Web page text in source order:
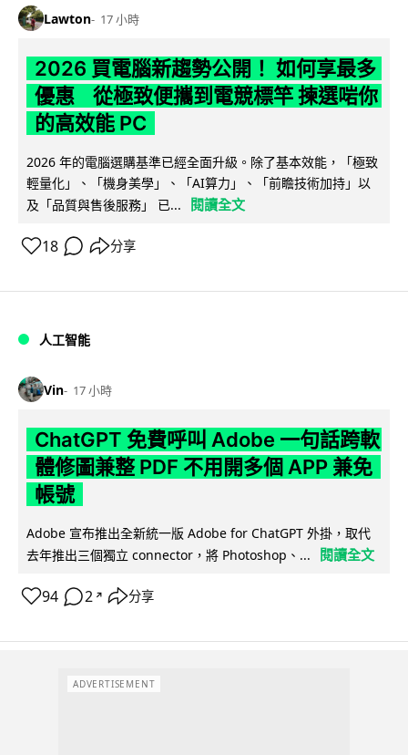
Lawton 17 小時
2026 買電腦新趨勢公開！ 如何享最多
優惠 從極致便攜到電競標竿 揀選啱你
的高效能 PC
2026 年的電腦選購基準已經全面升級。除了基本效能，「極致
輕量化」、「機身美學」、「AI算力」、「前瞻技術加持」以
及「品質與售後服務」 已...
閱讀全文
18 分享
人工智能
Vin 17 小時
ChatGPT 免費呼叫 Adobe 一句話跨軟
體修圖兼整 PDF 不用開多個 APP 兼免
帳號
Adobe 宣布推出全新統一版 Adobe for ChatGPT 外掛，取代
去年推出三個獨立 connector，將 Photoshop、...
閱讀全文
94 2 ↗ 分享
ADVERTISEMENT